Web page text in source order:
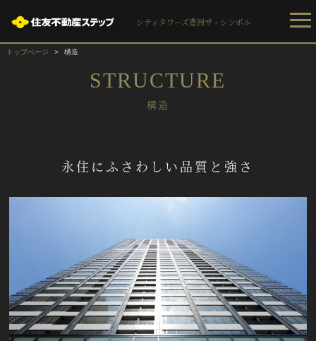
シティタワーズ豊洲ザ・シンボル
トップページ 構造
STRUCTURE
構造
永住にふさわしい品質と強さ